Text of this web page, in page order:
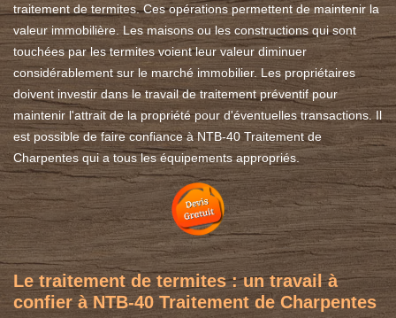
traitement de termites. Ces opérations permettent de maintenir la
valeur immobilière. Les maisons ou les constructions qui sont
touchées par les termites voient leur valeur diminuer
considérablement sur le marché immobilier. Les propriétaires
doivent investir dans le travail de traitement préventif pour
maintenir l'attrait de la propriété pour d'éventuelles transactions. Il
est possible de faire confiance à NTB-40 Traitement de
Charpentes qui a tous les équipements appropriés.
Le traitement de termites : un travail à
confier à NTB-40 Traitement de Charpentes